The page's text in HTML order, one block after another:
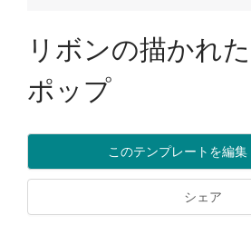
リボンの描かれ
ポップ
このテンプレートを編集
シェア